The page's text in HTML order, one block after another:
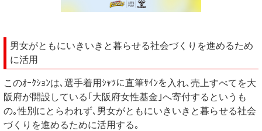
男女がともにいきいきと暮らせる社会づくりを進めるため
に活用
このｵｰｸｼｮﾝは､選手着用ｼｬﾂに直筆ｻｲﾝを入れ､売上すべてを大
阪府が開設している｢大阪府女性基金｣へ寄付するというも
の｡性別にとらわれず､男女がともにいきいきと暮らせる社会
づくりを進めるために活用する｡